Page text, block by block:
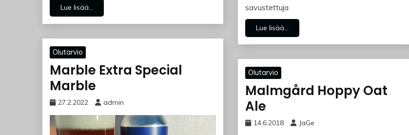
savustettuja
Lue lisää...
Lue lisää...
Olutarvio
Marble Extra Special
Marble
27.2.2022 admin
Olutarvio
Malmgård Hoppy Oat
Ale
14.6.2018 JaGe